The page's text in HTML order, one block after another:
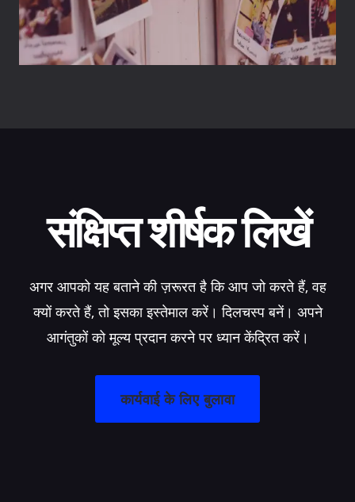
संक्षिप्त शीर्षक लिखें
अगर आपको यह बताने की ज़रूरत है कि आप जो करते हैं, वह
क्यों करते हैं, तो इसका इस्तेमाल करें। दिलचस्प बनें। अपने
आगंतुकों को मूल्य प्रदान करने पर ध्यान केंद्रित करें।
कार्यवाई के लिए बुलावा